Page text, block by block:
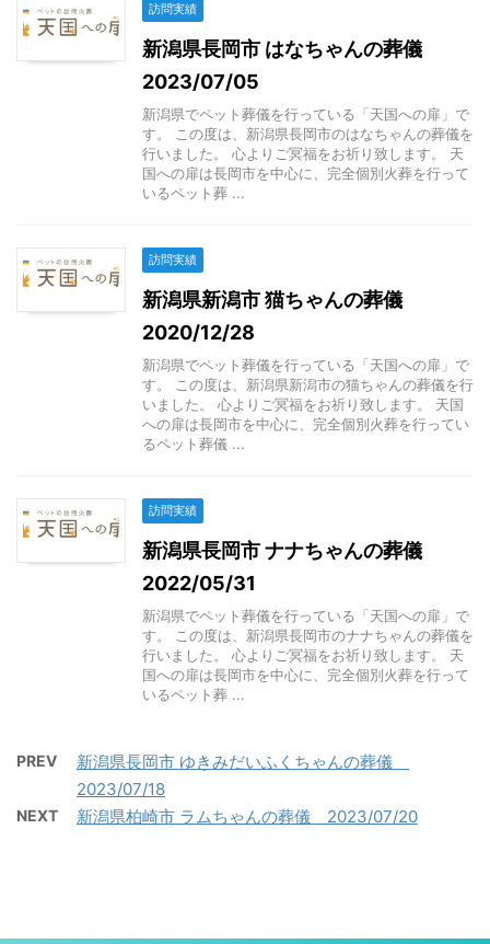
訪問実績
新潟県長岡市 はなちゃんの葬儀
2023/07/05
新潟県でペット葬儀を行っている「天国への扉」で
す。 この度は、新潟県長岡市のはなちゃんの葬儀を
行いました。 心よりご冥福をお祈り致します。 天
国への扉は長岡市を中心に、完全個別火葬を行って
いるペット葬 ...
訪問実績
新潟県新潟市 猫ちゃんの葬儀
2020/12/28
新潟県でペット葬儀を行っている「天国への扉」で
す。 この度は、新潟県新潟市の猫ちゃんの葬儀を行
いました。 心よりご冥福をお祈り致します。 天国
への扉は長岡市を中心に、完全個別火葬を行ってい
るペット葬儀 ...
訪問実績
新潟県長岡市 ナナちゃんの葬儀
2022/05/31
新潟県でペット葬儀を行っている「天国への扉」で
す。 この度は、新潟県長岡市のナナちゃんの葬儀を
行いました。 心よりご冥福をお祈り致します。 天
国への扉は長岡市を中心に、完全個別火葬を行って
いるペット葬 ...
PREV
新潟県長岡市 ゆきみだいふくちゃんの葬儀
2023/07/18
NEXT 新潟県柏崎市 ラムちゃんの葬儀 2023/07/20